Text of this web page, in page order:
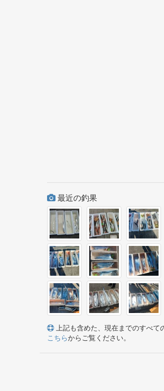
最近の釣果
上記も含めた、現在までのすべて
こちらからご覧ください。